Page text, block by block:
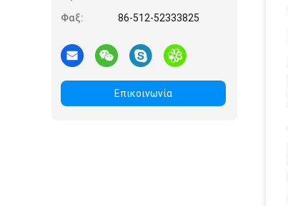
Φαξ:
86-512-52333825
Επικοινωνία